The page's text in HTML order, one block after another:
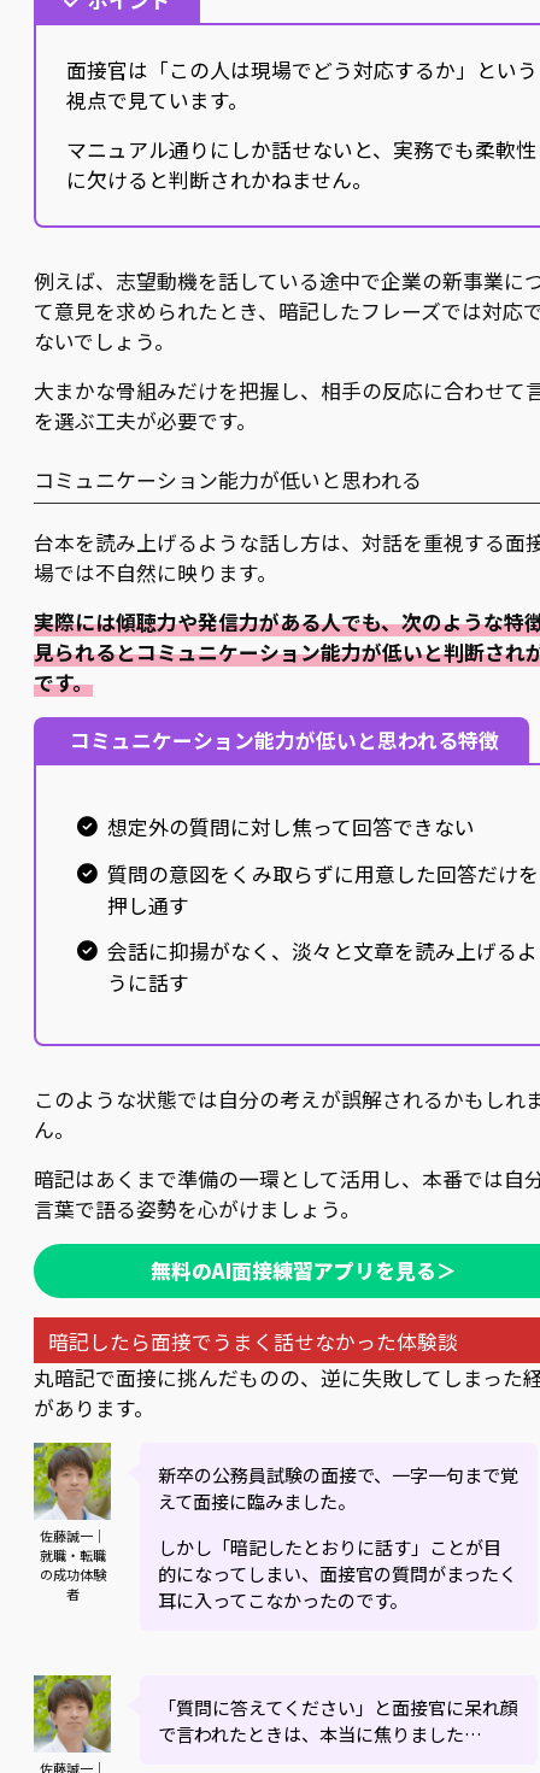
面接官は「この人は現場でどう対応するか」という
視点で見ています。
マニュアル通りにしか話せないと、実務でも柔軟性
に欠けると判断されかねません。
例えば、志望動機を話している途中で企業の新事業に
て意見を求められたとき、暗記したフレーズでは対応
ないでしょう。
大まかな骨組みだけを把握し、相手の反応に合わせて
を選ぶ工夫が必要です。
コミュニケーション能力が低いと思われる
台本を読み上げるような話し方は、対話を重視する面
場では不自然に映ります。
実際には傾聴力や発信力がある人でも、次のような特
見られるとコミュニケーション能力が低いと判断され
です。
コミュニケーション能力が低いと思われる特徴
想定外の質問に対し焦って回答できない
質問の意図をくみ取らずに用意した回答だけを
押し通す
会話に抑揚がなく、淡々と文章を読み上げるよ
うに話す
このような状態では自分の考えが誤解されるかもしれ
ん。
暗記はあくまで準備の一環として活用し、本番では自
言葉で語る姿勢を心がけましょう。
無料のAI面接練習アプリを見る＞
暗記したら面接でうまく話せなかった体験談
丸暗記で面接に挑んだものの、逆に失敗してしまった
があります。
佐藤誠一｜
就職・転職
の成功体験
者
新卒の公務員試験の面接で、一字一句まで覚
えて面接に臨みました。
しかし「暗記したとおりに話す」ことが目
的になってしまい、面接官の質問がまったく
耳に入ってこなかったのです。
佐藤誠一｜
「質問に答えてください」と面接官に呆れ顔
で言われたときは、本当に焦りました…